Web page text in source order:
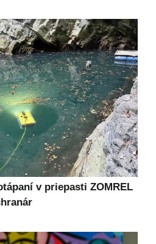
v priepasti ZOMREL